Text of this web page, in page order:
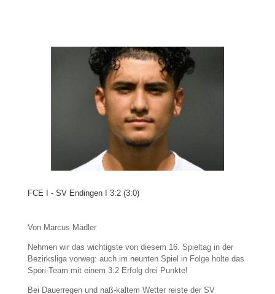
FCE I - SV Endingen I 3:2 (3:0)
Von Marcus Mädler
Nehmen wir das wichtigste von diesem 16. Spieltag in der
Bezirksliga vorweg: auch im neunten Spiel in Folge holte das
Spöri-Team mit einem 3:2 Erfolg drei Punkte!
Bei Dauerregen und naß-kaltem Wetter reiste der SV